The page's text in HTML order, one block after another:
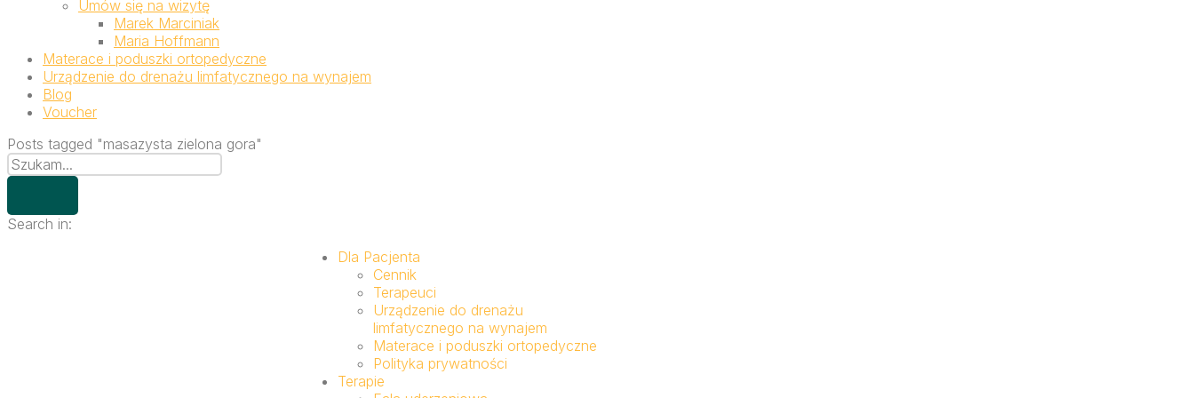
Umów się na wizytę
Marek Marciniak
Maria Hoffmann
Materace i poduszki ortopedyczne
Urządzenie do drenażu limfatycznego na wynajem
Blog
Voucher
Posts tagged "masazysta zielona gora"
Search in:
Dla Pacjenta
Cennik
Terapeuci
Urządzenie do drenażu
limfatycznego na wynajem
Materace i poduszki ortopedyczne
Polityka prywatności
Terapie